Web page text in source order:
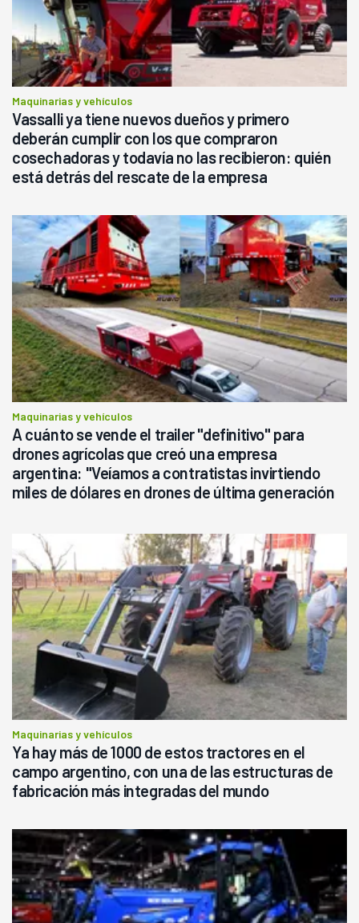
Maquinarias y vehículos
Vassalli ya tiene nuevos dueños y primero
deberán cumplir con los que compraron
cosechadoras y todavía no las recibieron: quién
está detrás del rescate de la empresa
Maquinarias y vehículos
A cuánto se vende el trailer "definitivo" para
drones agrícolas que creó una empresa
argentina: "Veíamos a contratistas invirtiendo
miles de dólares en drones de última generación
Maquinarias y vehículos
Ya hay más de 1000 de estos tractores en el
campo argentino, con una de las estructuras de
fabricación más integradas del mundo